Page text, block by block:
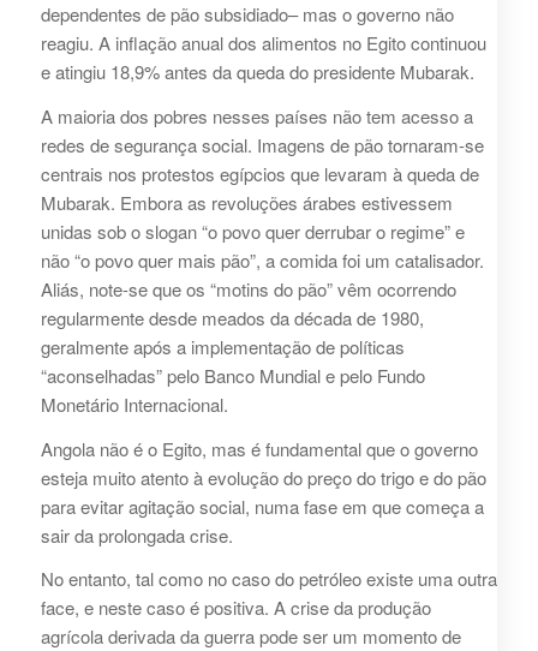
dependentes de pão subsidiado– mas o governo não
reagiu. A inflação anual dos alimentos no Egito continuou
e atingiu 18,9% antes da queda do presidente Mubarak.
A maioria dos pobres nesses países não tem acesso a
redes de segurança social. Imagens de pão tornaram-se
centrais nos protestos egípcios que levaram à queda de
Mubarak. Embora as revoluções árabes estivessem
unidas sob o slogan “o povo quer derrubar o regime” e
não “o povo quer mais pão”, a comida foi um catalisador.
Aliás, note-se que os “motins do pão” vêm ocorrendo
regularmente desde meados da década de 1980,
geralmente após a implementação de políticas
“aconselhadas” pelo Banco Mundial e pelo Fundo
Monetário Internacional.
Angola não é o Egito, mas é fundamental que o governo
esteja muito atento à evolução do preço do trigo e do pão
para evitar agitação social, numa fase em que começa a
sair da prolongada crise.
No entanto, tal como no caso do petróleo existe uma outra
face, e neste caso é positiva. A crise da produção
agrícola derivada da guerra pode ser um momento de